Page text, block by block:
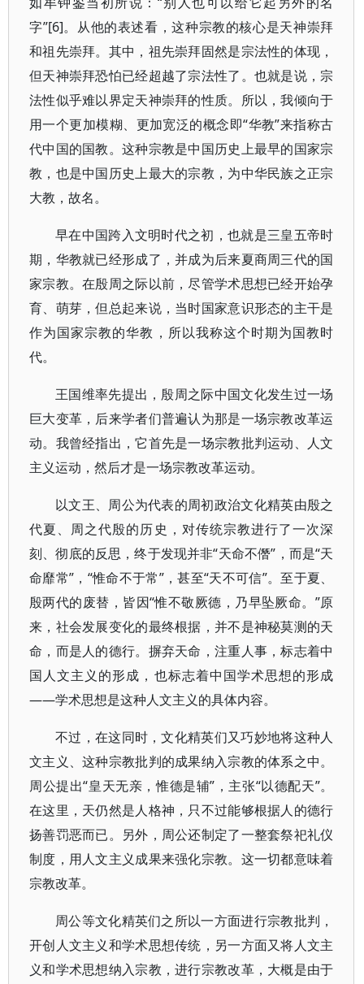
字”[6]。从他的表述看，这种宗教的核心是天神崇拜
和祖先崇拜。其中，祖先崇拜固然是宗法性的体现，
但天神崇拜恐怕已经超越了宗法性了。也就是说，宗
法性似乎难以界定天神崇拜的性质。所以，我倾向于
用一个更加模糊、更加宽泛的概念即“华教”来指称古
代中国的国教。这种宗教是中国历史上最早的国家宗
教，也是中国历史上最大的宗教，为中华民族之正宗
大教，故名。
早在中国跨入文明时代之初，也就是三皇五帝时
期，华教就已经形成了，并成为后来夏商周三代的国
家宗教。在殷周之际以前，尽管学术思想已经开始孕
育、萌芽，但总起来说，当时国家意识形态的主干是
作为国家宗教的华教，所以我称这个时期为国教时
代。
王国维率先提出，殷周之际中国文化发生过一场
巨大变革，后来学者们普遍认为那是一场宗教改革运
动。我曾经指出，它首先是一场宗教批判运动、人文
主义运动，然后才是一场宗教改革运动。
以文王、周公为代表的周初政治文化精英由殷之
代夏、周之代殷的历史，对传统宗教进行了一次深
刻、彻底的反思，终于发现并非“天命不僭”，而是“天
命靡常”，“惟命不于常”，甚至“天不可信”。至于夏、
殷两代的废替，皆因“惟不敬厥德，乃早坠厥命。”原
来，社会发展变化的最终根据，并不是神秘莫测的天
命，而是人的德行。摒弃天命，注重人事，标志着中
国人文主义的形成，也标志着中国学术思想的形成
――学术思想是这种人文主义的具体内容。
不过，在这同时，文化精英们又巧妙地将这种人
文主义、这种宗教批判的成果纳入宗教的体系之中。
周公提出“皇天无亲，惟德是辅”，主张“以德配天”。
在这里，天仍然是人格神，只不过能够根据人的德行
扬善罚恶而已。另外，周公还制定了一整套祭祀礼仪
制度，用人文主义成果来强化宗教。这一切都意味着
宗教改革。
周公等文化精英们之所以一方面进行宗教批判，
开创人文主义和学术思想传统，另一方面又将人文主
义和学术思想纳入宗教，进行宗教改革，大概是由于